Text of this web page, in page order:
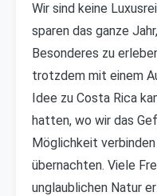
Wir sind keine
sparen das ganze
Besonderes zu
trotzdem mit einem
Idee zu Costa Rica
hatten, wo wir das
Möglichkeit
übernachten. Viele
unglaublichen Natur